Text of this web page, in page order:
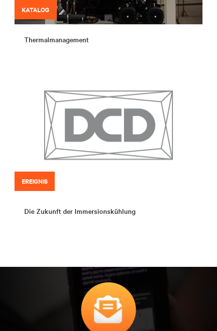
KATALOG
Thermalmanagement
EREIGNIS
Die Zukunft der Immersionskühlung